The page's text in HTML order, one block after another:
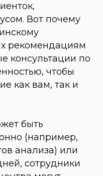
Вот почему
рекомендациям
консультации по
чтобы
как вам, так и
быть
(например,
анализа) или
сотрудники